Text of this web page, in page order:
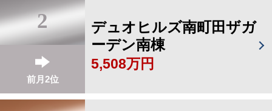
2
前月2位
デュオヒルズ南町田ザガ
ーデン南棟
5,508万円